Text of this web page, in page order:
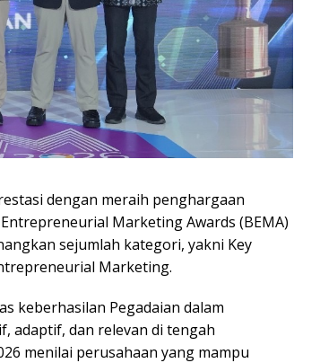
dengan meraih penghargaan
Marketing Awards (BEMA)
sejumlah kategori, yakni Key
Marketing.
keberhasilan Pegadaian dalam
adaptif, dan relevan di tengah
menilai perusahaan yang mampu